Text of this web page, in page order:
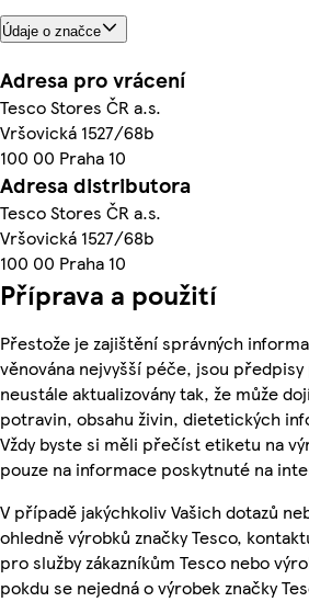
Údaje o značce
Adresa pro vrácení
Tesco Stores ČR a.s.
Vršovická 1527/68b
100 00 Praha 10
Adresa distributora
Tesco Stores ČR a.s.
Vršovická 1527/68b
100 00 Praha 10
Příprava a použití
Přestože je zajištění správných
věnována nejvyšší péče, jsou
neustále aktualizovány tak, že může
potravin, obsahu živin, dietetických
Vždy byste si měli přečíst etiketu na
pouze na informace poskytnuté na
V případě jakýchkoliv Vašich dotazů
ohledně výrobků značky Tesco,
pro služby zákazníkům Tesco nebo
pokdu se nejedná o výrobek značky